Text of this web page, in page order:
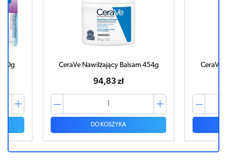
20g CeraVe Nawilżający Balsam 454g
94,83 zł
DO KOSZYKA
CeraVe